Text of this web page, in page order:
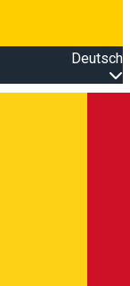
Deutsch